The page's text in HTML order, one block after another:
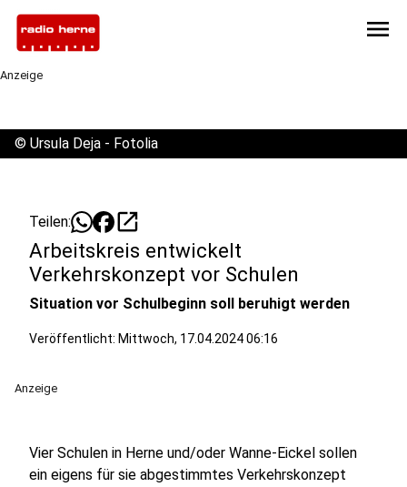
menu
Anzeige
© Ursula Deja - Fotolia
Teilen: open_in_new
Arbeitskreis entwickelt
Verkehrskonzept vor Schulen
Situation vor Schulbeginn soll beruhigt werden
Veröffentlicht: Mittwoch, 17.04.2024 06:16
Anzeige
Vier Schulen in Herne und/oder Wanne-Eickel sollen
ein eigens für sie abgestimmtes Verkehrskonzept